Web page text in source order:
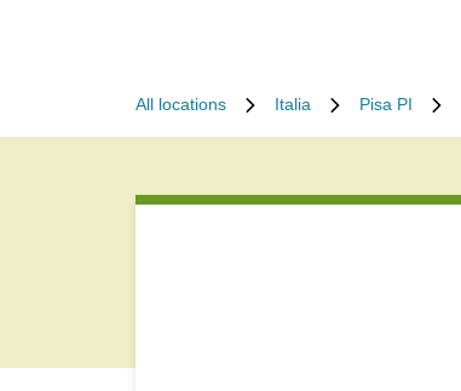
All locations Italia Pisa PI